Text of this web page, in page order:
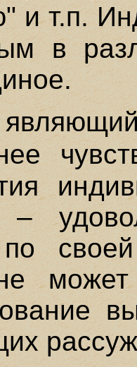
и т.п.
в
–
может